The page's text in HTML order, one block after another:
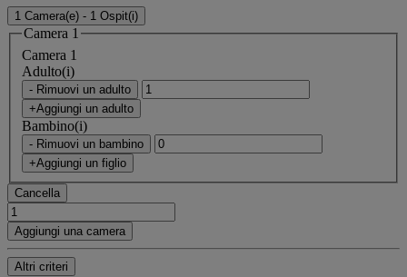
1 Camera(e) - 1 Ospit(i)
Camera 1
Camera 1
Adulto(i)
- Rimuovi un adulto
+Aggiungi un adulto
Bambino(i)
- Rimuovi un bambino
+Aggiungi un figlio
Cancella
Aggiungi una camera
Altri criteri